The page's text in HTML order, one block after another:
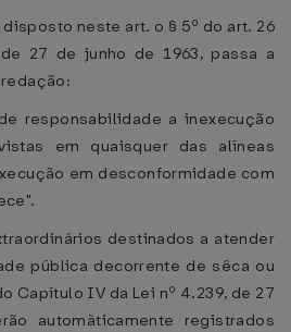
neste art. o § 5º do art. 26
27 de junho de 1963, passa a
responsabilidade a inexecução
em quaisquer das alíneas
em desconformidade com
destinados a atender
pública decorrente de sêca ou
Capítulo IV da Lei nº 4.239, de 27
automàticamente registrados